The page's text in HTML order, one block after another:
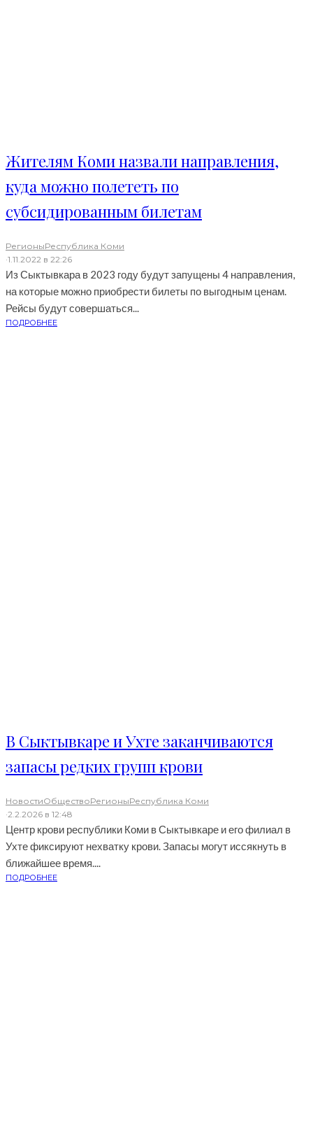
Жителям Коми назвали направления,
куда можно полететь по
субсидированным билетам
РегионыРеспублика Коми
·1.11.2022 в 22:26
Из Сыктывкара в 2023 году будут запущены 4 направления,
на которые можно приобрести билеты по выгодным ценам.
Рейсы будут совершаться...
ПОДРОБНЕЕ
В Сыктывкаре и Ухте заканчиваются
запасы редких групп крови
НовостиОбществоРегионыРеспублика Коми
·2.2.2026 в 12:48
Центр крови республики Коми в Сыктывкаре и его филиал в
Ухте фиксируют нехватку крови. Запасы могут иссякнуть в
ближайшее время....
ПОДРОБНЕЕ